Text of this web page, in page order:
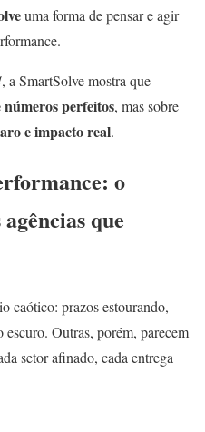
uma forma de pensar e agir
, a SmartSolve mostra que
números perfeitos, mas sobre
e impacto real.
o
que
caótico: prazos estourando,
Outras, porém, parecem
setor afinado, cada entrega